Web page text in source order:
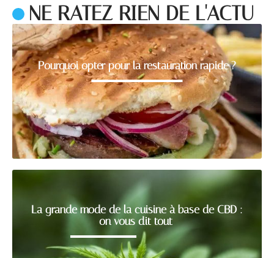
NE RATEZ RIEN DE L'ACTU
Pourquoi opter pour la restauration rapide ?
La grande mode de la cuisine à base de CBD :
on vous dit tout